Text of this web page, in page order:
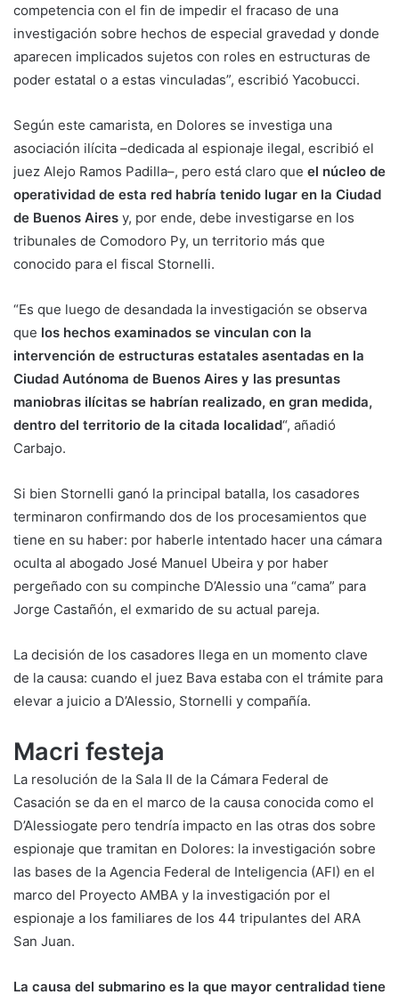
competencia con el fin de impedir el fracaso de una
investigación sobre hechos de especial gravedad y donde
aparecen implicados sujetos con roles en estructuras de
poder estatal o a estas vinculadas”, escribió Yacobucci.
Según este camarista, en Dolores se investiga una
asociación ilícita –dedicada al espionaje ilegal, escribió el
juez Alejo Ramos Padilla–, pero está claro que el núcleo de
operatividad de esta red habría tenido lugar en la Ciudad
de Buenos Aires y, por ende, debe investigarse en los
tribunales de Comodoro Py, un territorio más que
conocido para el fiscal Stornelli.
“Es que luego de desandada la investigación se observa
que los hechos examinados se vinculan con la
intervención de estructuras estatales asentadas en la
Ciudad Autónoma de Buenos Aires y las presuntas
maniobras ilícitas se habrían realizado, en gran medida,
dentro del territorio de la citada localidad“, añadió
Carbajo.
Si bien Stornelli ganó la principal batalla, los casadores
terminaron confirmando dos de los procesamientos que
tiene en su haber: por haberle intentado hacer una cámara
oculta al abogado José Manuel Ubeira y por haber
pergeñado con su compinche D’Alessio una “cama” para
Jorge Castañón, el exmarido de su actual pareja.
La decisión de los casadores llega en un momento clave
de la causa: cuando el juez Bava estaba con el trámite para
elevar a juicio a D’Alessio, Stornelli y compañía.
Macri festeja
La resolución de la Sala II de la Cámara Federal de
Casación se da en el marco de la causa conocida como el
D’Alessiogate pero tendría impacto en las otras dos sobre
espionaje que tramitan en Dolores: la investigación sobre
las bases de la Agencia Federal de Inteligencia (AFI) en el
marco del Proyecto AMBA y la investigación por el
espionaje a los familiares de los 44 tripulantes del ARA
San Juan.
La causa del submarino es la que mayor centralidad tiene